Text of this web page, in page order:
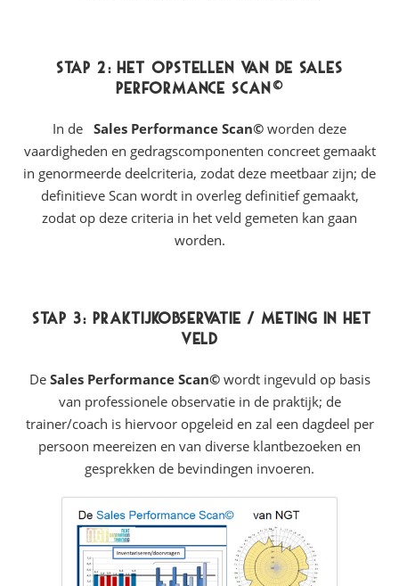
Stap 2: Het opstellen van de Sales
Performance Scan©
In de Sales Performance Scan© worden deze
vaardigheden en gedragscomponenten concreet gemaakt
in genormeerde deelcriteria, zodat deze meetbaar zijn; de
definitieve Scan wordt in overleg definitief gemaakt,
zodat op deze criteria in het veld gemeten kan gaan
worden.
Stap 3: Praktijkobservatie / meting in het
veld
DeSales Performance Scan©wordt ingevuld op basis
van professionele observatie in de praktijk; de
trainer/coach is hiervoor opgeleid en zal een dagdeel per
persoon meereizen en van diverse klantbezoeken en
gesprekken de bevindingen invoeren.